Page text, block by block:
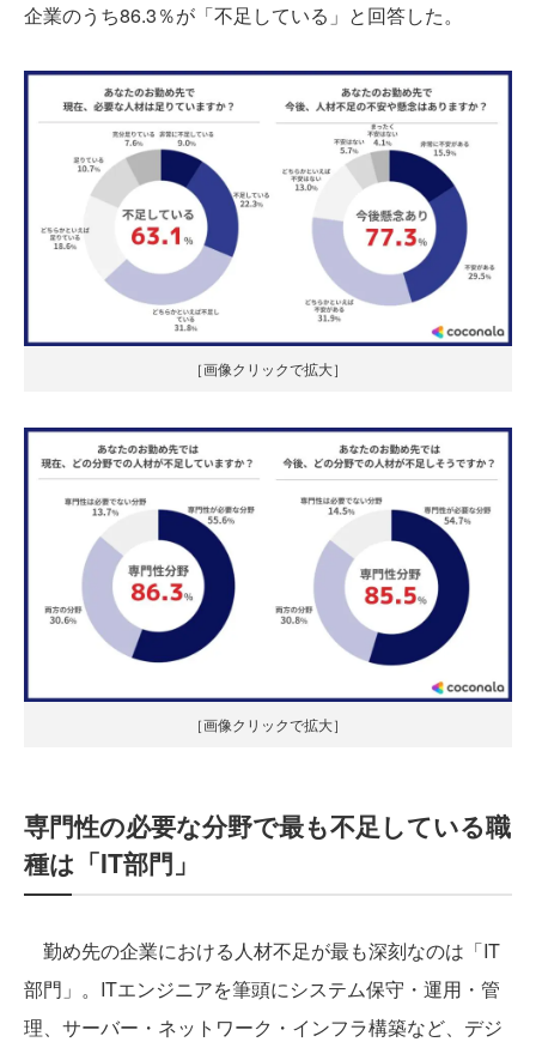
企業のうち86.3％が「不足している」と回答した。
［画像クリックで拡大］
［画像クリックで拡大］
専門性の必要な分野で最も不足している職
種は「IT部門」
勤め先の企業における人材不足が最も深刻なのは「IT
部門」。ITエンジニアを筆頭にシステム保守・運用・管
理、サーバー・ネットワーク・インフラ構築など、デジ